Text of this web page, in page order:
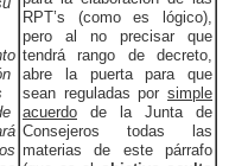
RPT’s (como es lógico),
pero al no precisar que
tendrá rango de decreto,
abre la puerta para que
sean reguladas por simple
acuerdo de la Junta de
Consejeros todas las
materias de este párrafo